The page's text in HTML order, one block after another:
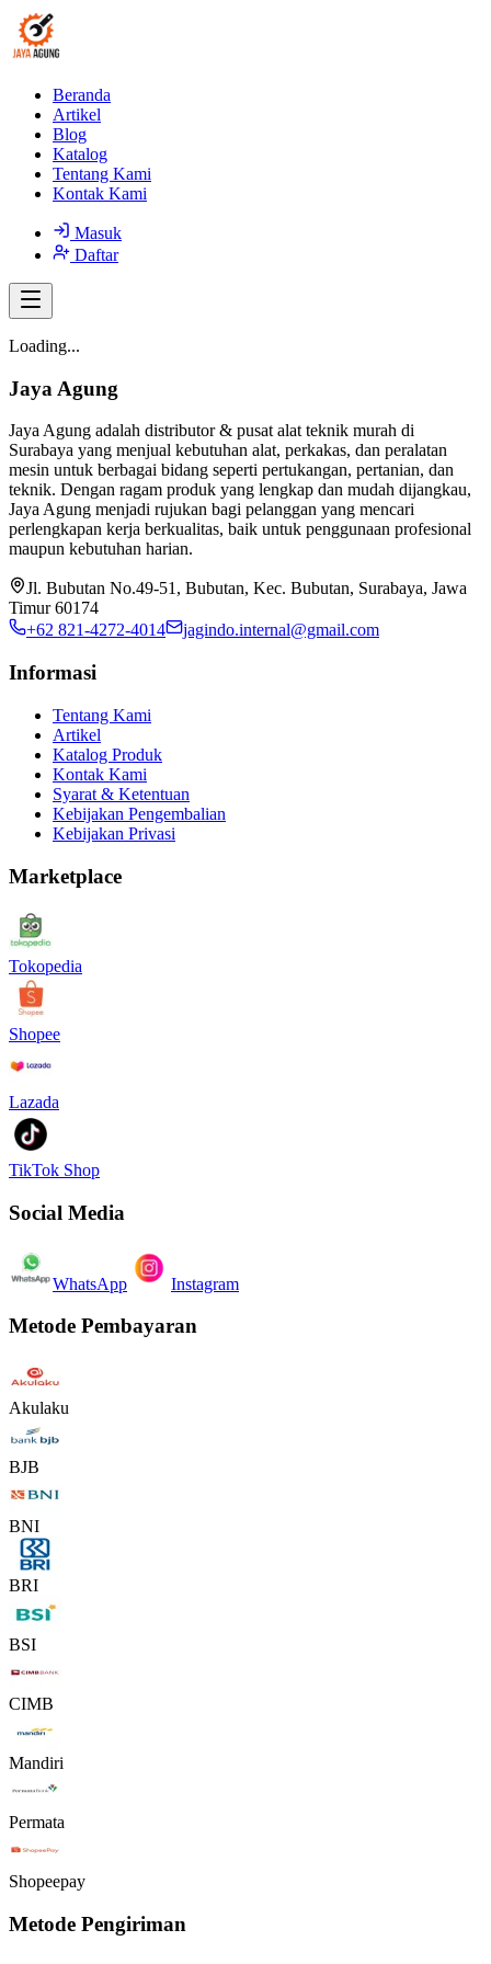
Beranda
Artikel
Blog
Katalog
Tentang Kami
Kontak Kami
Masuk
Daftar
Loading...
Jaya Agung
Jaya Agung adalah distributor & pusat alat teknik murah di
Surabaya yang menjual kebutuhan alat, perkakas, dan peralatan
mesin untuk berbagai bidang seperti pertukangan, pertanian, dan
teknik. Dengan ragam produk yang lengkap dan mudah dijangkau,
Jaya Agung menjadi rujukan bagi pelanggan yang mencari
perlengkapan kerja berkualitas, baik untuk penggunaan profesional
maupun kebutuhan harian.
Jl. Bubutan No.49-51, Bubutan, Kec. Bubutan, Surabaya, Jawa
Timur 60174
+62 821-4272-4014
jagindo.internal@gmail.com
Informasi
Tentang Kami
Artikel
Katalog Produk
Kontak Kami
Syarat & Ketentuan
Kebijakan Pengembalian
Kebijakan Privasi
Marketplace
Tokopedia
Shopee
Lazada
TikTok Shop
Social Media
WhatsApp Instagram
Metode Pembayaran
Akulaku
BJB
BNI
BRI
BSI
CIMB
Mandiri
Permata
Shopeepay
Metode Pengiriman